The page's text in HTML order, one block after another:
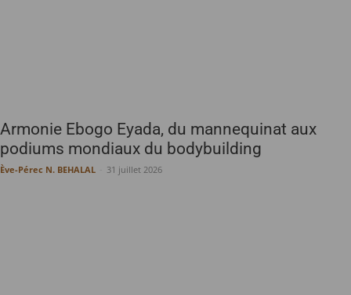
Armonie Ebogo Eyada, du mannequinat aux
podiums mondiaux du bodybuilding
Ève-Pérec N. BEHALAL 31 juillet 2026